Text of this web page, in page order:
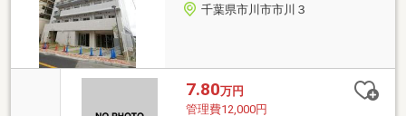
千葉県市川市市川３
7.80万円
管理費12,000円